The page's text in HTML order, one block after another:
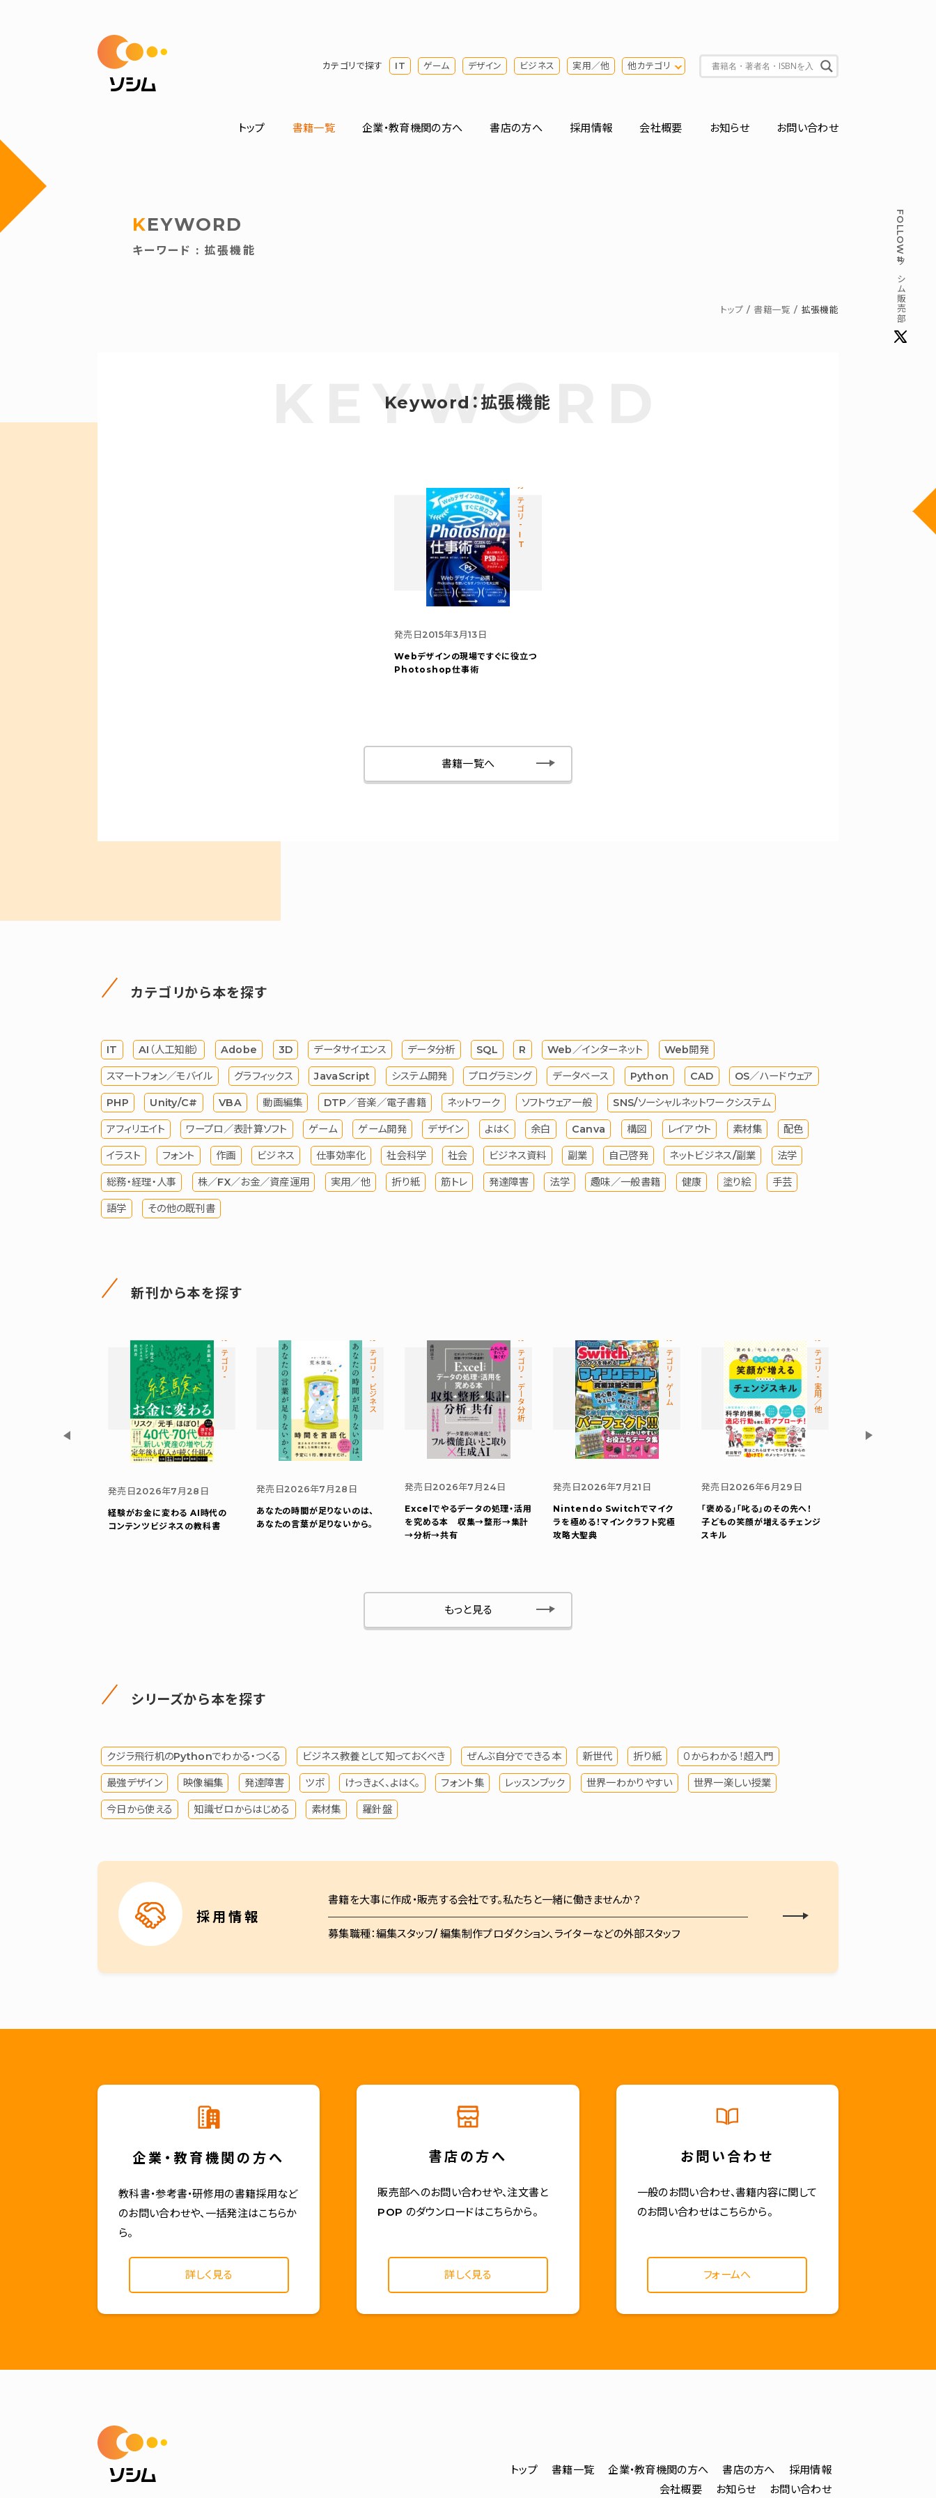
カテゴリで探す IT ゲーム デザイン ビジネス 実用／他 他カテゴリ
トップ 書籍一覧 企業・教育機関の方へ 書店の方へ 採用情報 会社概要 お知らせ お問い合わせ
FOLLOW
#ソシム販売部
KEYWORD
キーワード : 拡張機能
トップ 書籍一覧 拡張機能
Keyword：拡張機能
カテゴリ-IT
発売日2015年3月13日
Webデザインの現場ですぐに役立つ
Photoshop仕事術
書籍一覧へ
カテゴリから本を探す
IT AI（人工知能） Adobe 3D データサイエンス データ分析 SQL R Web／インターネット Web開発
スマートフォン／モバイル グラフィックス JavaScript システム開発 プログラミング データベース Python CAD OS／ハードウェア
PHP Unity/C# VBA 動画編集 DTP／音楽／電子書籍 ネットワーク ソフトウェア一般 SNS/ソーシャルネットワークシステム
アフィリエイト ワープロ／表計算ソフト ゲーム ゲーム開発 デザイン よはく 余白 Canva 構図 レイアウト 素材集 配色
イラスト フォント 作画 ビジネス 仕事効率化 社会科学 社会 ビジネス資料 副業 自己啓発 ネットビジネス/副業 法学
総務・経理・人事 株／FX／お金／資産運用 実用／他 折り紙 筋トレ 発達障害 法学 趣味／一般書籍 健康 塗り絵 手芸
語学 その他の既刊書
新刊から本を探す
カテゴリ-
発売日2026年7月28日
経験がお金に変わる AI時代の
コンテンツビジネスの教科書
カテゴリ-ビジネス
発売日2026年7月28日
あなたの時間が足りないのは、
あなたの言葉が足りないから。
カテゴリ-データ分析
発売日2026年7月24日
Excelでやるデータの処理・活用
を究める本 収集→整形→集計
→分析→共有
カテゴリ-ゲーム
発売日2026年7月21日
Nintendo Switchでマイク
ラを極める！ マインクラフト究極
攻略大聖典
カテゴリ-実用／他
発売日2026年6月29日
「褒める」「叱る」のその先へ！
子どもの笑顔が増えるチェンジ
スキル
もっと見る
シリーズから本を探す
クジラ飛行机のPythonでわかる・つくる ビジネス教養として知っておくべき ぜんぶ自分でできる本 新世代 折り紙 ０からわかる！超入門
最強デザイン 映像編集 発達障害 ツボ けっきょく、よはく。 フォント集 レッスンブック 世界一わかりやすい 世界一楽しい授業
今日から使える 知識ゼロからはじめる 素材集 羅針盤
採用情報
書籍を大事に作成・販売する会社です。私たちと一緒に働きませんか？
募集職種：編集スタッフ/ 編集制作プロダクション、ライターなどの外部スタッフ
企業・教育機関の方へ
教科書・参考書・研修用の書籍採用など
のお問い合わせや、一括発注はこちらか
ら。
詳しく見る
書店の方へ
販売部へのお問い合わせや、注文書と
POP のダウンロードはこちらから。
詳しく見る
お問い合わせ
一般のお問い合わせ、書籍内容に関して
のお問い合わせはこちらから。
フォームへ
トップ 書籍一覧 企業・教育機関の方へ 書店の方へ
採用情報
会社概要
お知らせ お問い合わせ